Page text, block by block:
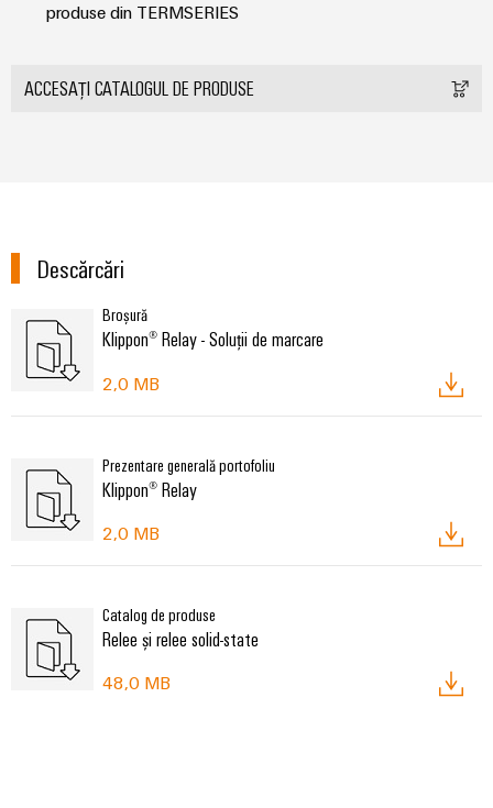
produse din TERMSERIES
ACCESAȚI CATALOGUL DE PRODUSE
Descărcări
Broșură
Klippon® Relay - Soluții de marcare
2,0 MB
Prezentare generală portofoliu
Klippon® Relay
2,0 MB
Catalog de produse
Relee și relee solid-state
48,0 MB